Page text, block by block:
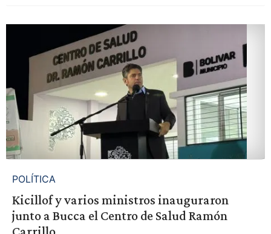
POLÍTICA
Kicillof y varios ministros inauguraron
junto a Bucca el Centro de Salud Ramón